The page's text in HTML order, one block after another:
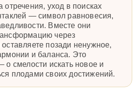
отречения, уход в поисках
— символ равновесия,
Вместе они
через
позади ненужное,
и баланса. Это
о смелости искать новое и
плодами своих достижений.